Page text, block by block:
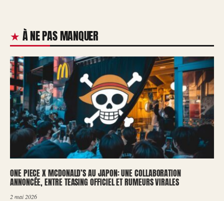
À NE PAS MANQUER
ONE PIECE X MCDONALD’S AU JAPON: UNE COLLABORATION
ANNONCÉE, ENTRE TEASING OFFICIEL ET RUMEURS VIRALES
2 mai 2026